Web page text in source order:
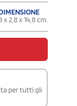
x 2,8 x 14,8 cm.
per tutti gli